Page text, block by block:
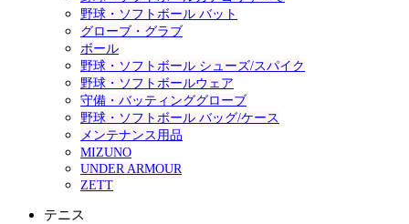
野球・ソフトボール バット
グローブ・グラブ
ボール
野球・ソフトボール シューズ/スパイク
野球・ソフトボールウェア
守備・バッティンググローブ
野球・ソフトボール バッグ/ケース
メンテナンス用品
MIZUNO
UNDER ARMOUR
ZETT
テニス